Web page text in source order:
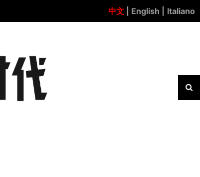
中文 | English | Italiano